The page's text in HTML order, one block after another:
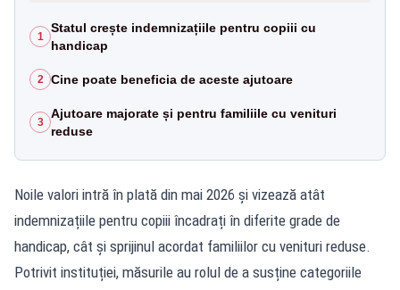
1
Statul crește indemnizațiile pentru copiii cu
handicap
2 Cine poate beneficia de aceste ajutoare
3
Ajutoare majorate și pentru familiile cu venituri
reduse
Noile valori intră în plată din mai 2026 și vizează atât
indemnizațiile pentru copiii încadrați în diferite grade de
handicap, cât și sprijinul acordat familiilor cu venituri reduse.
Potrivit instituției, măsurile au rolul de a susține categoriile